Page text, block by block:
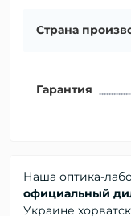
Страна
Гарантия
Наша оптика-
официальный
Украине